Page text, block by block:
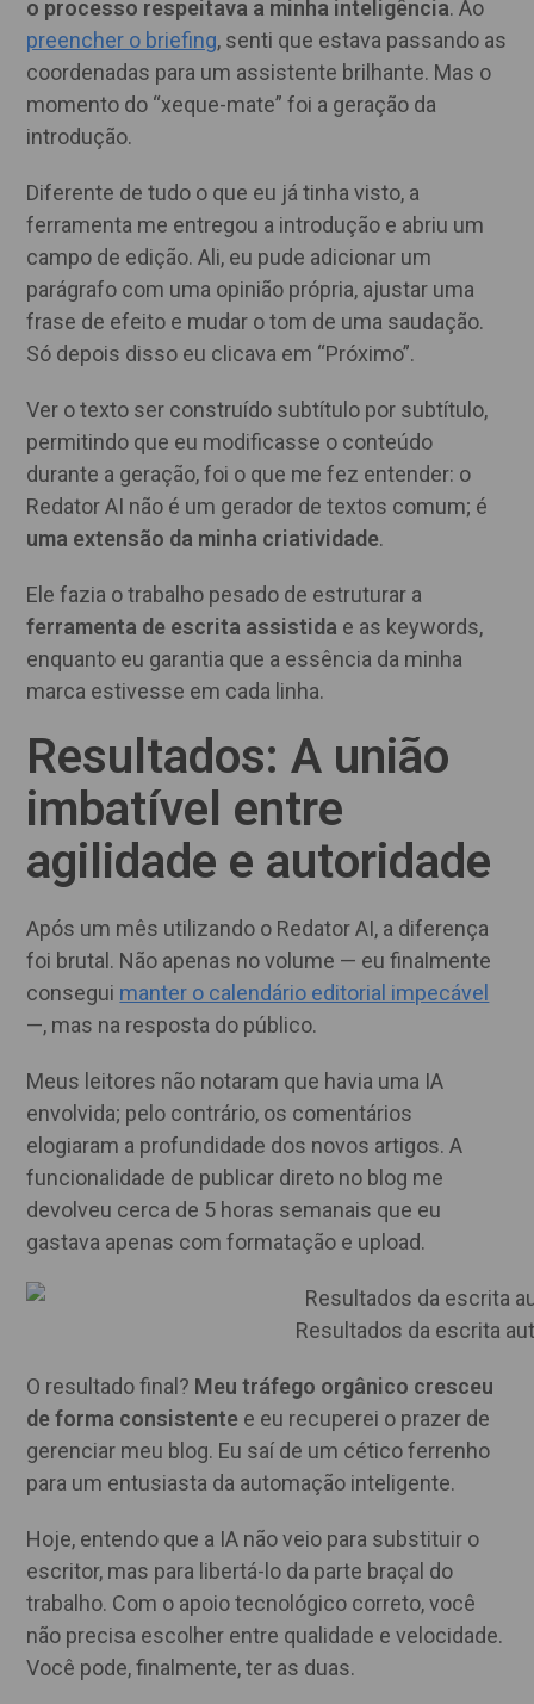
o processo respeitava a minha inteligência. Ao
preencher o briefing, senti que estava passando as
coordenadas para um assistente brilhante. Mas o
momento do “xeque-mate” foi a geração da
introdução.
Diferente de tudo o que eu já tinha visto, a
ferramenta me entregou a introdução e abriu um
campo de edição. Ali, eu pude adicionar um
parágrafo com uma opinião própria, ajustar uma
frase de efeito e mudar o tom de uma saudação.
Só depois disso eu clicava em “Próximo”.
Ver o texto ser construído subtítulo por subtítulo,
permitindo que eu modificasse o conteúdo
durante a geração, foi o que me fez entender: o
Redator AI não é um gerador de textos comum; é
uma extensão da minha criatividade.
Ele fazia o trabalho pesado de estruturar a
ferramenta de escrita assistida e as keywords,
enquanto eu garantia que a essência da minha
marca estivesse em cada linha.
Resultados: A união
imbatível entre
agilidade e autoridade
Após um mês utilizando o Redator AI, a diferença
foi brutal. Não apenas no volume — eu finalmente
consegui manter o calendário editorial impecável
—, mas na resposta do público.
Meus leitores não notaram que havia uma IA
envolvida; pelo contrário, os comentários
elogiaram a profundidade dos novos artigos. A
funcionalidade de publicar direto no blog me
devolveu cerca de 5 horas semanais que eu
gastava apenas com formatação e upload.
Resultados da escrita
O resultado final? Meu tráfego orgânico cresceu
de forma consistente e eu recuperei o prazer de
gerenciar meu blog. Eu saí de um cético ferrenho
para um entusiasta da automação inteligente.
Hoje, entendo que a IA não veio para substituir o
escritor, mas para libertá-lo da parte braçal do
trabalho. Com o apoio tecnológico correto, você
não precisa escolher entre qualidade e velocidade.
Você pode, finalmente, ter as duas.